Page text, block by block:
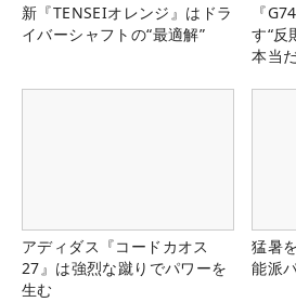
新『TENSEIオレンジ』はドラ
イバーシャフトの“最適解”
『
す“反
本当
アディダス『コードカオス
27』は強烈な蹴りでパワーを
生む
猛暑
能派